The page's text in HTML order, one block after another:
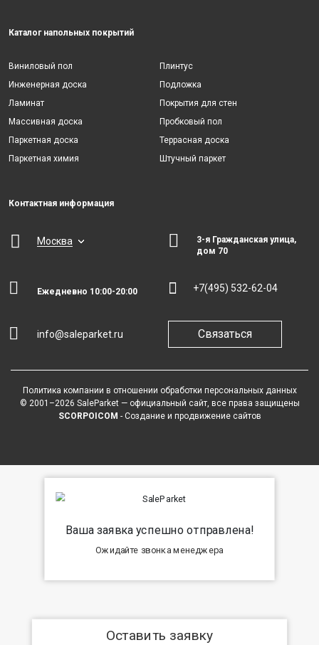
Каталог напольных покрытий
Виниловый пол
Инженерная доска
Ламинат
Массивная доска
Паркетная доска
Паркетная химия
Плинтус
Подложка
Покрытия для стен
Пробковый пол
Террасная доска
Штучный паркет
Контактная информация
Москва
3-я Гражданская улица,
дом 70
Ежедневно 10:00-20:00 +7(495) 532-62-04
info@saleparket.ru Связаться
Политика компании в отношении обработки персональных данных
© 2001–2026 SaleParket — официальный сайт, все права защищены
SCORPOICOM - Создание и продвижение сайтов
Ваша заявка успешно отправлена!
Ожидайте звонка менеджера
Оставить заявку